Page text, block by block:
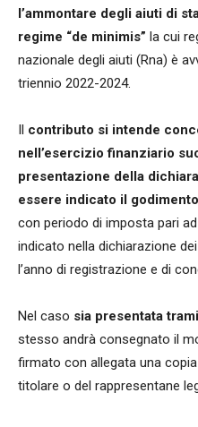
l’ammontare degli aiuti di
regime “de minimis” la cui
nazionale degli aiuti (Rna) è
triennio 2022-2024.
Il contributo si intende
nell’esercizio finanziario
presentazione della
essere indicato il godimento
con periodo di imposta pari
indicato nella dichiarazione
l’anno di registrazione e di
Nel caso sia presentata
stesso andrà consegnato il
firmato con allegata una
titolare o del rappresentane